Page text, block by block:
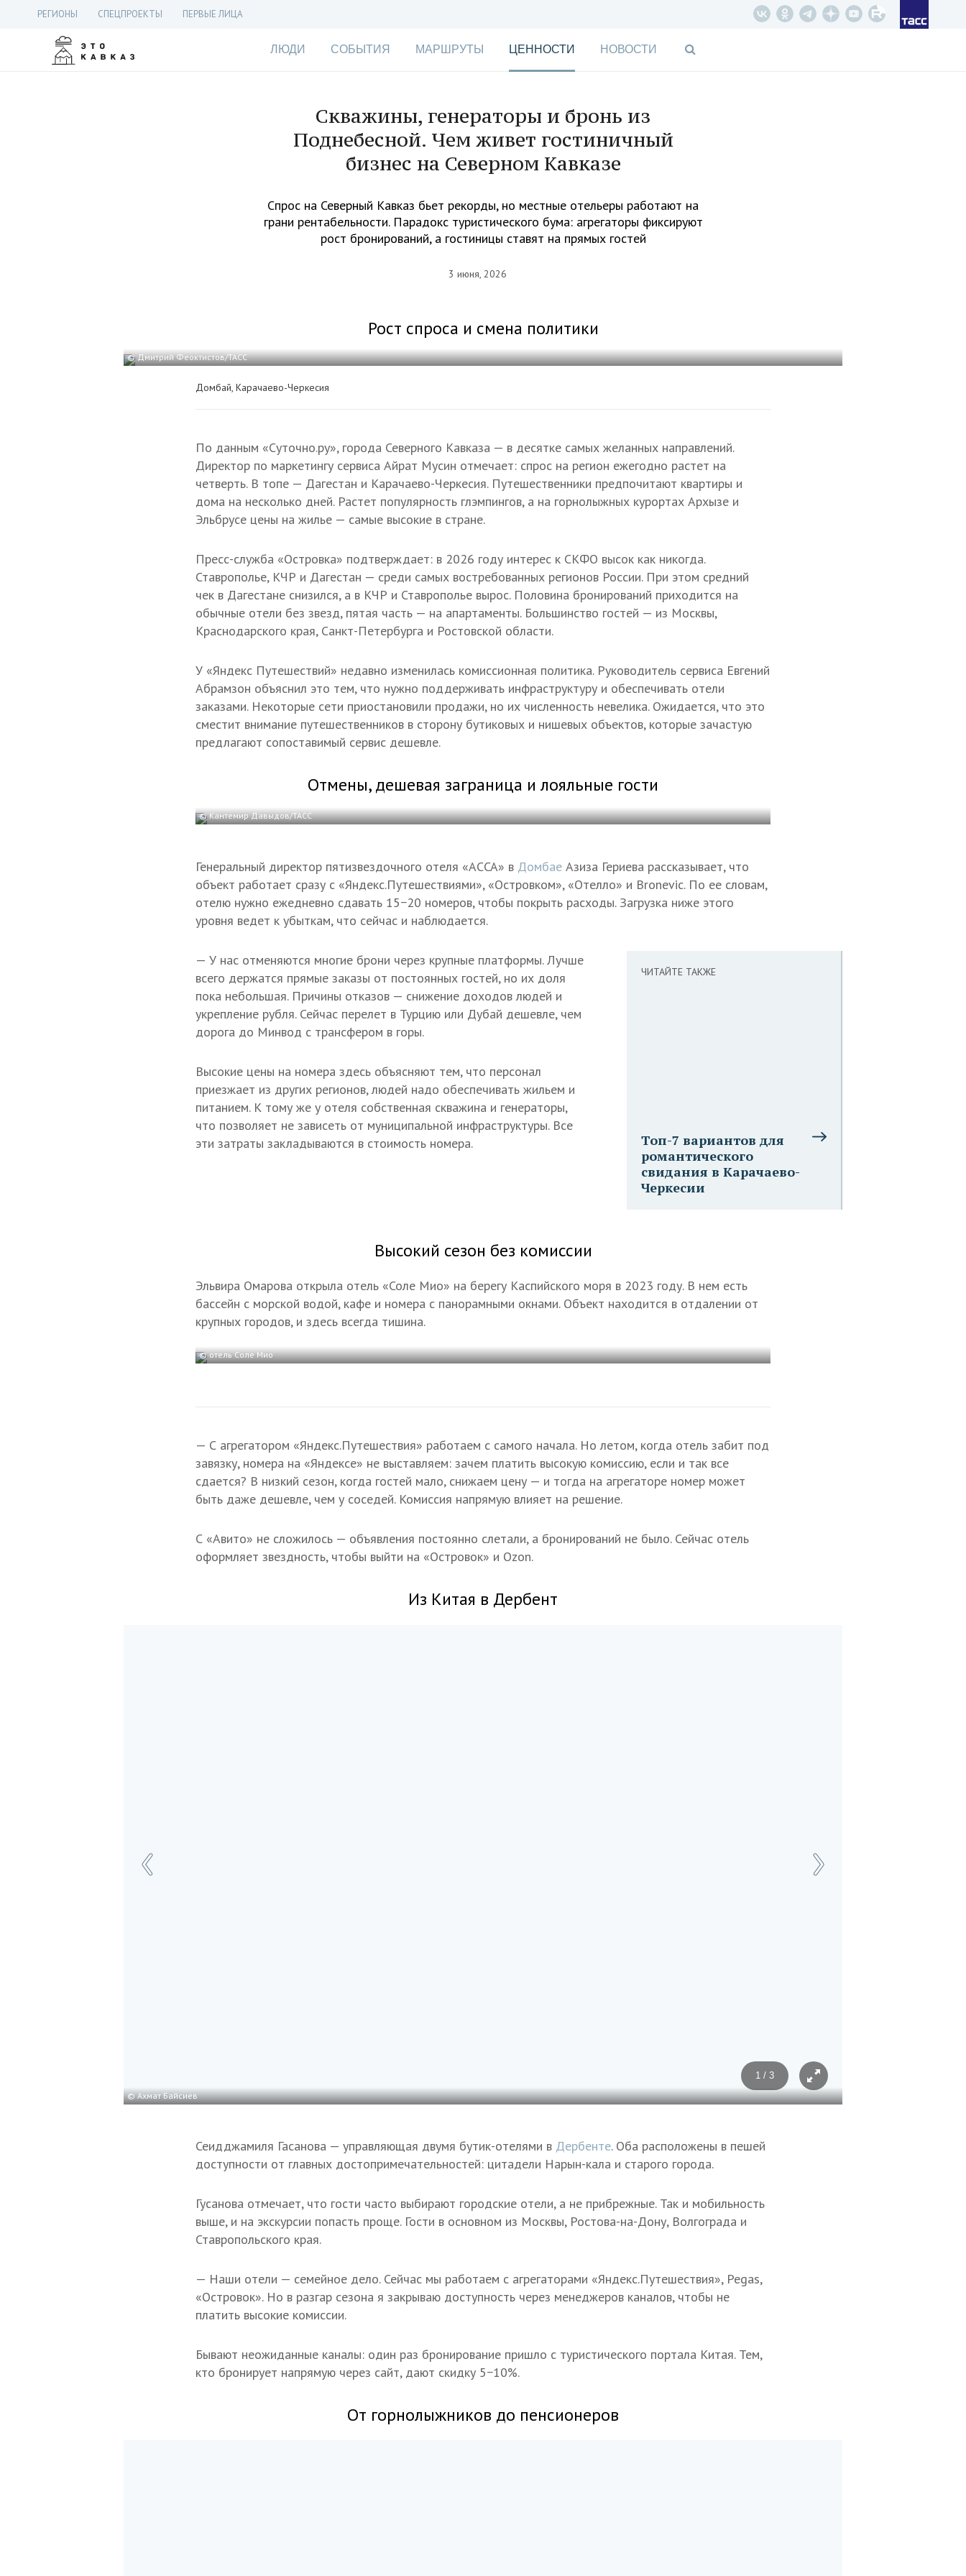
РЕГИОНЫ СПЕЦПРОЕКТЫ ПЕРВЫЕ ЛИЦА
ЛЮДИ СОБЫТИЯ МАРШРУТЫ ЦЕННОСТИ НОВОСТИ
Скважины, генераторы и бронь из
Поднебесной. Чем живет гостиничный
бизнес на Северном Кавказе
Спрос на Северный Кавказ бьет рекорды, но местные отельеры работают на
грани рентабельности. Парадокс туристического бума: агрегаторы фиксируют
рост бронирований, а гостиницы ставят на прямых гостей
3 июня, 2026
Рост спроса и смена политики
© Дмитрий Феоктистов/ТАСС
Домбай, Карачаево-Черкесия
По данным «Суточно.ру», города Северного Кавказа — в десятке самых желанных направлений.
Директор по маркетингу сервиса Айрат Мусин отмечает: спрос на регион ежегодно растет на
четверть. В топе — Дагестан и Карачаево-Черкесия. Путешественники предпочитают квартиры и
дома на несколько дней. Растет популярность глэмпингов, а на горнолыжных курортах Архызе и
Эльбрусе цены на жилье — самые высокие в стране.
Пресс-служба «Островка» подтверждает: в 2026 году интерес к СКФО высок как никогда.
Ставрополье, КЧР и Дагестан — среди самых востребованных регионов России. При этом средний
чек в Дагестане снизился, а в КЧР и Ставрополье вырос. Половина бронирований приходится на
обычные отели без звезд, пятая часть — на апартаменты. Большинство гостей — из Москвы,
Краснодарского края, Санкт-Петербурга и Ростовской области.
У «Яндекс Путешествий» недавно изменилась комиссионная политика. Руководитель сервиса Евгений
Абрамзон объяснил это тем, что нужно поддерживать инфраструктуру и обеспечивать отели
заказами. Некоторые сети приостановили продажи, но их численность невелика. Ожидается, что это
сместит внимание путешественников в сторону бутиковых и нишевых объектов, которые зачастую
предлагают сопоставимый сервис дешевле.
Отмены, дешевая заграница и лояльные гости
© Кантемир Давыдов/ТАСС
Генеральный директор пятизвездочного отеля «АССА» в Домбае Азиза Гериева рассказывает, что
объект работает сразу с «Яндекс.Путешествиями», «Островком», «Отелло» и Bronevic. По ее словам,
отелю нужно ежедневно сдавать 15−20 номеров, чтобы покрыть расходы. Загрузка ниже этого
уровня ведет к убыткам, что сейчас и наблюдается.
ЧИТАЙТЕ ТАКЖЕ
Топ-7 вариантов для
романтического
свидания в Карачаево-
Черкесии
— У нас отменяются многие брони через крупные платформы. Лучше
всего держатся прямые заказы от постоянных гостей, но их доля
пока небольшая. Причины отказов — снижение доходов людей и
укрепление рубля. Сейчас перелет в Турцию или Дубай дешевле, чем
дорога до Минвод с трансфером в горы.
Высокие цены на номера здесь объясняют тем, что персонал
приезжает из других регионов, людей надо обеспечивать жильем и
питанием. К тому же у отеля собственная скважина и генераторы,
что позволяет не зависеть от муниципальной инфраструктуры. Все
эти затраты закладываются в стоимость номера.
Высокий сезон без комиссии
Эльвира Омарова открыла отель «Соле Мио» на берегу Каспийского моря в 2023 году. В нем есть
бассейн с морской водой, кафе и номера с панорамными окнами. Объект находится в отдалении от
крупных городов, и здесь всегда тишина.
© отель Соле Мио
— С агрегатором «Яндекс.Путешествия» работаем с самого начала. Но летом, когда отель забит под
завязку, номера на «Яндексе» не выставляем: зачем платить высокую комиссию, если и так все
сдается? В низкий сезон, когда гостей мало, снижаем цену — и тогда на агрегаторе номер может
быть даже дешевле, чем у соседей. Комиссия напрямую влияет на решение.
С «Авито» не сложилось — объявления постоянно слетали, а бронирований не было. Сейчас отель
оформляет звездность, чтобы выйти на «Островок» и Ozon.
Из Китая в Дербент
1 / 3
© Ахмат Байсиев
Сеидджамиля Гасанова — управляющая двумя бутик-отелями в Дербенте. Оба расположены в пешей
доступности от главных достопримечательностей: цитадели Нарын-кала и старого города.
Гусанова отмечает, что гости часто выбирают городские отели, а не прибрежные. Так и мобильность
выше, и на экскурсии попасть проще. Гости в основном из Москвы, Ростова-на-Дону, Волгограда и
Ставропольского края.
— Наши отели — семейное дело. Сейчас мы работаем с агрегаторами «Яндекс.Путешествия», Pegas,
«Островок». Но в разгар сезона я закрываю доступность через менеджеров каналов, чтобы не
платить высокие комиссии.
Бывают неожиданные каналы: один раз бронирование пришло с туристического портала Китая. Тем,
кто бронирует напрямую через сайт, дают скидку 5−10%.
От горнолыжников до пенсионеров